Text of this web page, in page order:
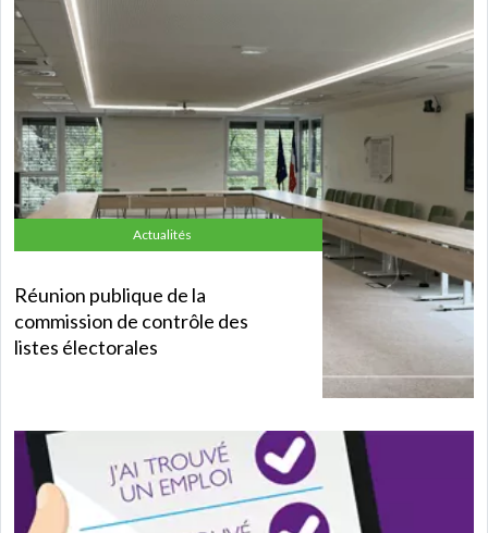
Actualités
Réunion publique de la
commission de contrôle des
listes électorales